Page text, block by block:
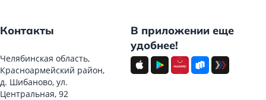
Контакты
Челябинская область,
Красноармейский район,
д. Шибаново, ул.
Центральная, 92
В приложении еще
удобнее!